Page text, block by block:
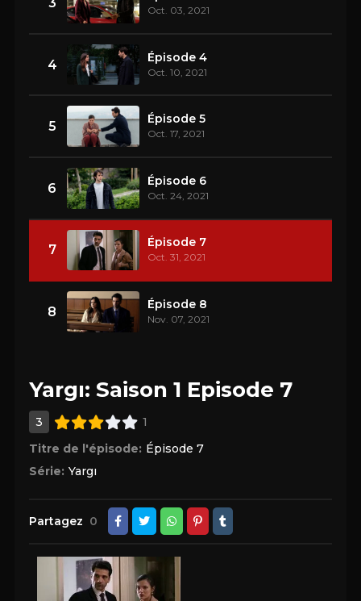
Oct. 03, 2021
4 Épisode 4
Oct. 10, 2021
5 Épisode 5
Oct. 17, 2021
6 Épisode 6
Oct. 24, 2021
7 Épisode 7
Oct. 31, 2021
8 Épisode 8
Nov. 07, 2021
Yargı: Saison 1 Episode 7
3
1
Titre de l'épisode: Épisode 7
Série: Yargı
Partagez 0